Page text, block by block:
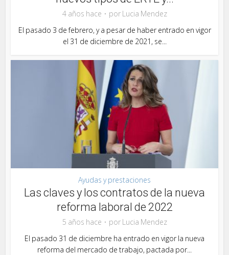
4 años hace por Lucia Mendez
El pasado 3 de febrero, y a pesar de haber entrado en vigor
el 31 de diciembre de 2021, se...
Ayudas y prestaciones
Las claves y los contratos de la nueva
reforma laboral de 2022
5 años hace por Lucia Mendez
El pasado 31 de diciembre ha entrado en vigor la nueva
reforma del mercado de trabajo, pactada por...